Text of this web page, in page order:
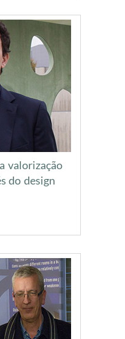
valorização
do design